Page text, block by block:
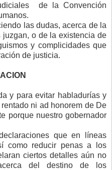
de la Convención
las dudas, acerca de la
o de la existencia de
y complicidades que
de justicia.
y para evitar habladurías y
ni ad honorem de De
porque nuestro gobernador
que en líneas
como reducir penas a los
ciertos detalles aún no
del destino de los